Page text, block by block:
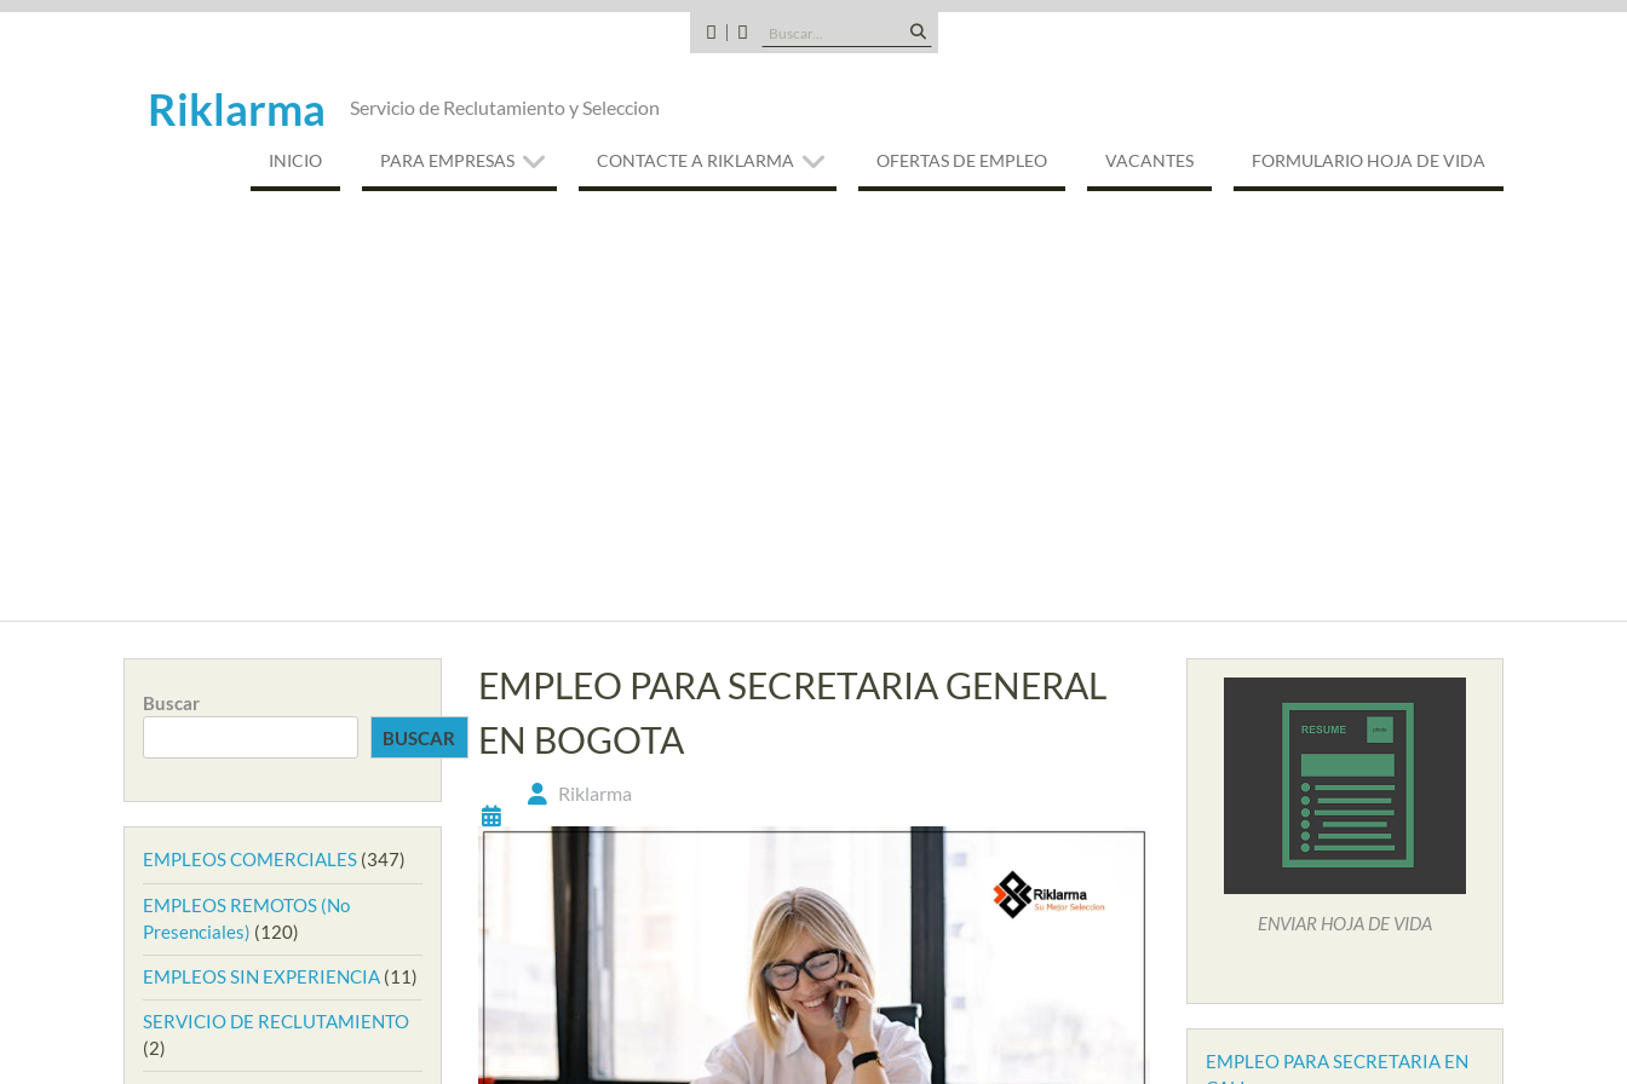
Saltar
CANDIDATOS
QUE
SOMOS
Buscar:
Riklarma Servicio de Reclutamiento y Seleccion
INICIO PARA EMPRESAS CONTACTE A RIKLARMA OFERTAS DE EMPLEO VACANTES FORMULARIO HOJA DE VIDA
EMPLEO PARA SECRETARIA GENERAL
EN BOGOTA
Riklarma
ENVIAR HOJA DE VIDA
EMPLEO PARA SECRETARIA EN
Buscar
BUSCAR
EMPLEOS COMERCIALES (347)
EMPLEOS REMOTOS (No
Presenciales) (120)
EMPLEOS SIN EXPERIENCIA (11)
SERVICIO DE RECLUTAMIENTO
(2)